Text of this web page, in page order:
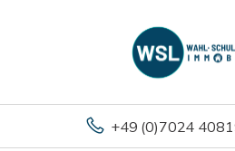
+49 (0)7024